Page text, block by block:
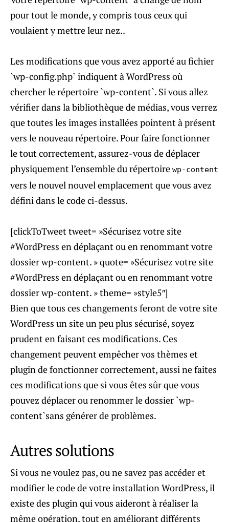
pour tout le monde, y compris tous ceux qui
voulaient y mettre leur nez..
Les modifications que vous avez apporté au fichier
`wp-config.php` indiquent à WordPress où
chercher le répertoire `wp-content`. Si vous allez
vérifier dans la bibliothèque de médias, vous verrez
que toutes les images installées pointent à présent
vers le nouveau répertoire. Pour faire fonctionner
le tout correctement, assurez-vous de déplacer
physiquement l’ensemble du répertoire wp-content
vers le nouvel nouvel emplacement que vous avez
défini dans le code ci-dessus.
[clickToTweet tweet= »Sécurisez votre site
#WordPress en déplaçant ou en renommant votre
dossier wp-content. » quote= »Sécurisez votre site
#WordPress en déplaçant ou en renommant votre
dossier wp-content. » theme= »style5″]
Bien que tous ces changements feront de votre site
WordPress un site un peu plus sécurisé, soyez
prudent en faisant ces modifications. Ces
changement peuvent empêcher vos thèmes et
plugin de fonctionner correctement, aussi ne faites
ces modifications que si vous êtes sûr que vous
pouvez déplacer ou renommer le dossier `wp-
content`sans générer de problèmes.
Autres solutions
Si vous ne voulez pas, ou ne savez pas accéder et
modifier le code de votre installation WordPress, il
existe des plugin qui vous aideront à réaliser la
même opération, tout en améliorant différents